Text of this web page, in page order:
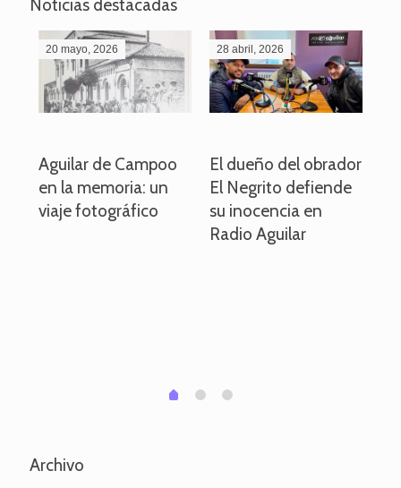
Noticias destacadas
20 mayo, 2026
Aguilar de Campoo
en la memoria: un
viaje fotográfico
28 abril, 2026
El dueño del obrador
El Negrito defiende
su inocencia en
Radio Aguilar
0 1 2
Archivo